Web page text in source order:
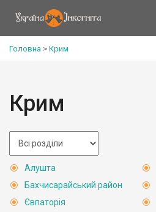
Головна > Крим
Крим
Алушта
Бахчисарайський район
Євпаторія